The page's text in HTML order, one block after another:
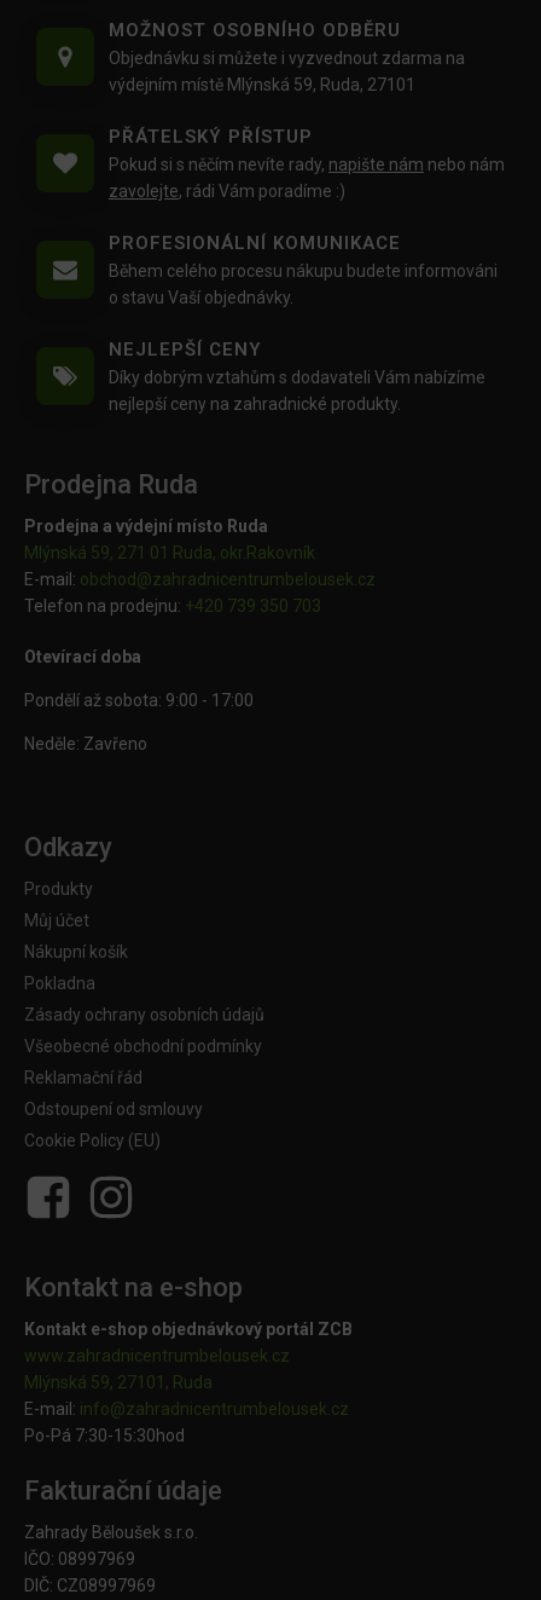
MOŽNOST OSOBNÍHO ODBĚRU
Objednávku si můžete i vyzvednout zdarma na
výdejním místě Mlýnská 59, Ruda, 27101
PŘÁTELSKÝ PŘÍSTUP
Pokud si s něčím nevíte rady, napište nám nebo nám
zavolejte, rádi Vám poradíme :)
PROFESIONÁLNÍ KOMUNIKACE
Během celého procesu nákupu budete informováni
o stavu Vaší objednávky.
NEJLEPŠÍ CENY
Díky dobrým vztahům s dodavateli Vám nabízíme
nejlepší ceny na zahradnické produkty.
Prodejna Ruda
Prodejna a výdejní místo Ruda
Mlýnská 59, 271 01 Ruda, okr.Rakovník
E-mail: obchod@zahradnicentrumbelousek.cz
Telefon na prodejnu: +420 739 350 703
Otevírací doba
Pondělí až sobota: 9:00 - 17:00
Neděle: Zavřeno
Odkazy
Produkty
Můj účet
Nákupní košík
Pokladna
Zásady ochrany osobních údajů
Všeobecné obchodní podmínky
Reklamační řád
Odstoupení od smlouvy
Cookie Policy (EU)
Kontakt na e-shop
Kontakt e-shop objednávkový portál ZCB
www.zahradnicentrumbelousek.cz
Mlýnská 59, 27101, Ruda
E-mail: info@zahradnicentrumbelousek.cz
Po-Pá 7:30-15:30hod
Fakturační údaje
Zahrady Běloušek s.r.o.
IČO: 08997969
DIČ: CZ08997969